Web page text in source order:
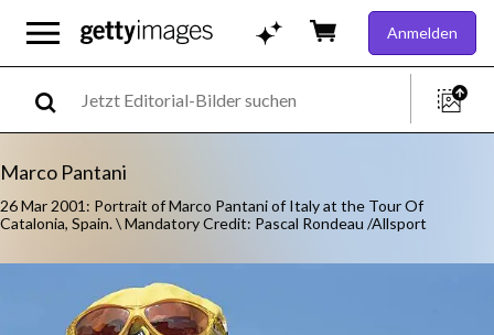
Anmelden
Marco Pantani
26 Mar 2001: Portrait of Marco Pantani of Italy at the Tour Of
Catalonia, Spain. \ Mandatory Credit: Pascal Rondeau /Allsport